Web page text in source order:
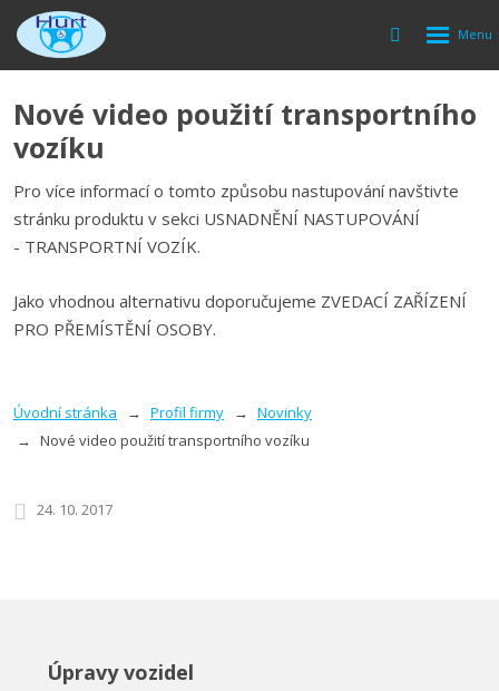
Vyhledávání
Rozbalení
Nové video použití transportního
vozíku
Pro více informací o tomto způsobu nastupování navštivte
stránku produktu v sekci USNADNĚNÍ NASTUPOVÁNÍ
- TRANSPORTNÍ VOZÍK.
Jako vhodnou alternativu doporučujeme ZVEDACÍ ZAŘÍZENÍ
PRO PŘEMÍSTĚNÍ OSOBY.
Úvodní stránka Profil firmy
Novinky
Nové video použití transportního vozíku
24. 10. 2017
Úpravy vozidel